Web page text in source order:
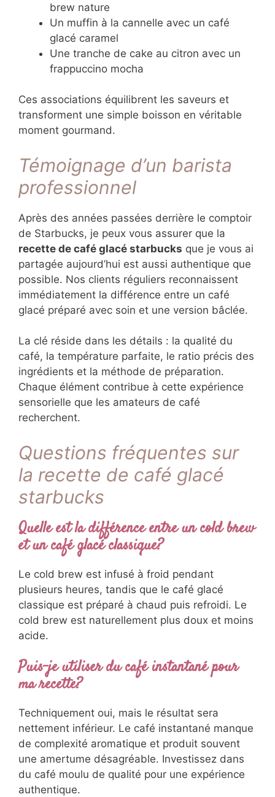
brew nature
Un muffin à la cannelle avec un café
glacé caramel
Une tranche de cake au citron avec un
frappuccino mocha
Ces associations équilibrent les saveurs et
transforment une simple boisson en véritable
moment gourmand.
Témoignage d’un barista
professionnel
Après des années passées derrière le comptoir
de Starbucks, je peux vous assurer que la
recette de café glacé starbucks que je vous ai
partagée aujourd’hui est aussi authentique que
possible. Nos clients réguliers reconnaissent
immédiatement la différence entre un café
glacé préparé avec soin et une version bâclée.
La clé réside dans les détails : la qualité du
café, la température parfaite, le ratio précis des
ingrédients et la méthode de préparation.
Chaque élément contribue à cette expérience
sensorielle que les amateurs de café
recherchent.
Questions fréquentes sur
la recette de café glacé
starbucks
Quelle est la différence entre un cold brew
et un café glacé classique?
Le cold brew est infusé à froid pendant
plusieurs heures, tandis que le café glacé
classique est préparé à chaud puis refroidi. Le
cold brew est naturellement plus doux et moins
acide.
Puis-je utiliser du café instantané pour
ma recette?
Techniquement oui, mais le résultat sera
nettement inférieur. Le café instantané manque
de complexité aromatique et produit souvent
une amertume désagréable. Investissez dans
du café moulu de qualité pour une expérience
authentique.